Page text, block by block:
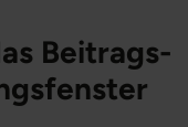
Beitrags-